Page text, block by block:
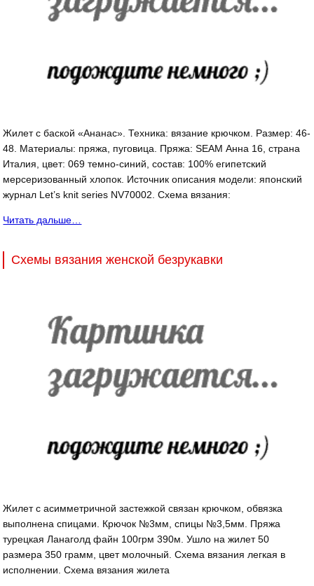
Жилет с баской «Ананас». Техника: вязание крючком. Размер: 46-
48. Материалы: пряжа, пуговица. Пряжа: SEAM Анна 16, страна
Италия, цвет: 069 темно-синий, состав: 100% египетский
мерсеризованный хлопок. Источник описания модели: японский
журнал Let’s knit series NV70002. Схема вязания:
Читать дальше…
Схемы вязания женской безрукавки
Жилет с асимметричной застежкой связан крючком, обвязка
выполнена спицами. Крючок №3мм, спицы №3,5мм. Пряжа
турецкая Ланаголд файн 100грм 390м. Ушло на жилет 50
размера 350 грамм, цвет молочный. Схема вязания легкая в
исполнении. Схема вязания жилета